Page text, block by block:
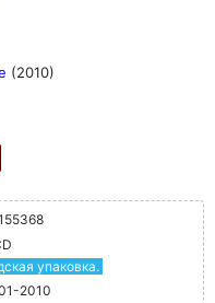
(2010)
упаковка.
2010